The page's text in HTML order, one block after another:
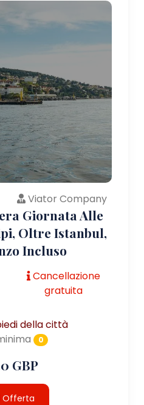
Viator Company
Giornata Alle
Oltre Istanbul,
Incluso
Cancellazione
gratuita
della città
0
GBP
Offerta